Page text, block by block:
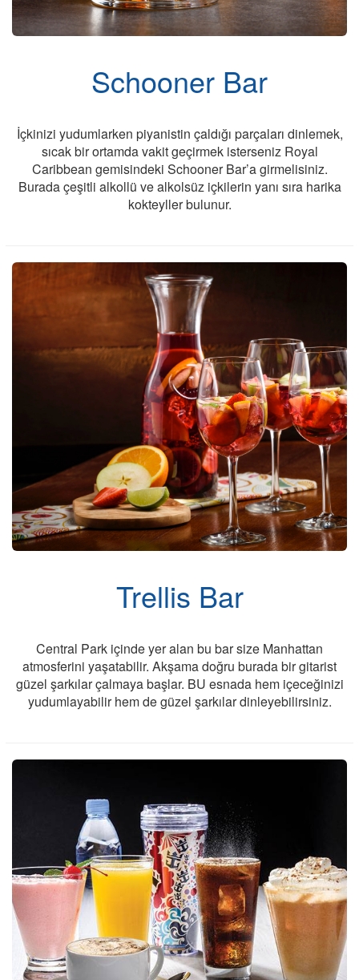
Cruise Hakkında
Schooner Bar
İçkinizi yudumlarken piyanistin çaldığı parçaları dinlemek,
sıcak bir ortamda vakit geçirmek isterseniz Royal
Caribbean gemisindeki Schooner Bar’a girmelisiniz.
Burada çeşitli alkollü ve alkolsüz içkilerin yanı sıra harika
kokteyller bulunur.
Trellis Bar
Central Park içinde yer alan bu bar size Manhattan
atmosferini yaşatabilir. Akşama doğru burada bir gitarist
güzel şarkılar çalmaya başlar. BU esnada hem içeceğinizi
yudumlayabilir hem de güzel şarkılar dinleyebilirsiniz.